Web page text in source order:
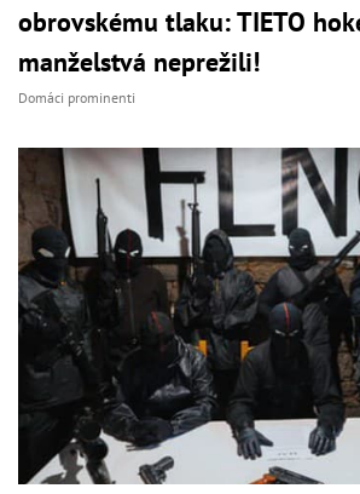
obrovskému tlaku: TIETO
manželstvá neprežili!
Domáci prominenti